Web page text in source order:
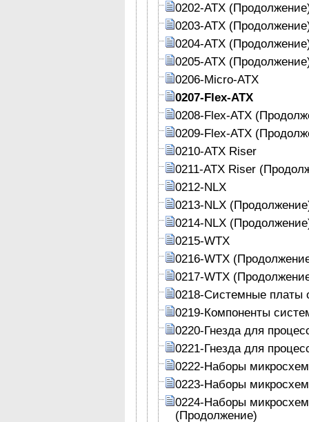
0202-АТХ
0203-АТХ
0204-АТХ
0205-АТХ
0206-Micro-ATX
0207-Flex-ATX
0208-Flex-ATX
0209-Flex-ATX
0210-ATX Riser
0211-ATX Riser
0212-NLX
0213-NLX
0214-NLX
0215-WTX
0216-WTX
0217-WTX
0218-Системные платы
0219-Компоненты
0220-Гнезда для
0221-Гнезда для
0222-Наборы
0223-Наборы
0224-Наборы
(Продолжение)